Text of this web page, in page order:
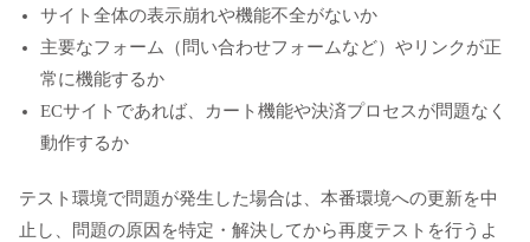
サイト全体の表示崩れや機能不全がないか
主要なフォーム（問い合わせフォームなど）やリンクが正
常に機能するか
ECサイトであれば、カート機能や決済プロセスが問題なく
動作するか
テスト環境で問題が発生した場合は、本番環境への更新を中
止し、問題の原因を特定・解決してから再度テストを行うよ